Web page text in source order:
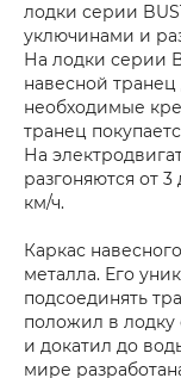
лодки серии
уключинами и
На лодки серии
навесной транец
необходимые
транец
На
разгоняются от
км/ч.
Каркас
металла. Его
подсоединять
положил в лодку
и докатил до
мире